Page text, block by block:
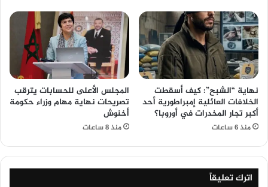
نهاية “الشبح”: كيف أسقطت
الخلافات العائلية إمبراطورية أحد
أكبر تجار المخدرات في أوروبا؟
منذ 6 ساعات
المجلس الأعلى للحسابات يترقب
تصريحات نهاية مهام وزراء حكومة
أخنوش
منذ 8 ساعات
اترك تعليقاً